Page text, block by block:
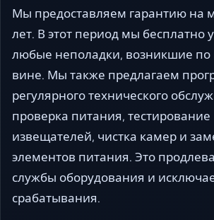
Мы предоставляем гарантию на
лет. В этот период мы бесплатно
любые неполадки, возникшие
вине. Мы также предлагаем
регулярного технического
проверка питания, тестирование
извещателей, чистка камер и
элементов питания. Это
службы оборудования и
срабатывания.